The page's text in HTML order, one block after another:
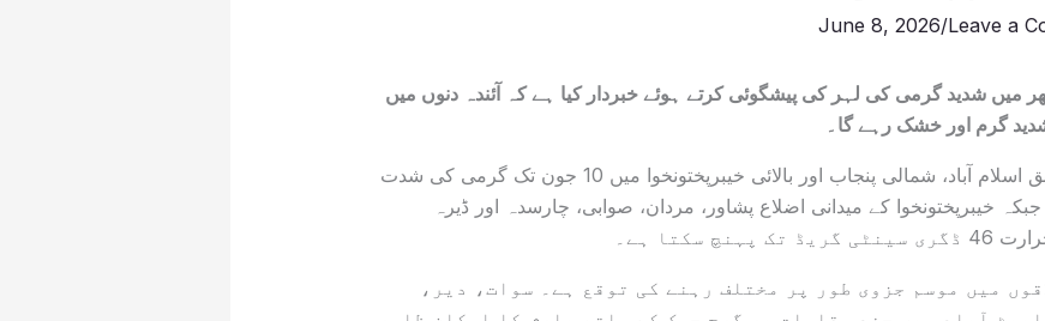
Leave a
/
June 8, 2026
میں شدید گرمی کی لہر کی پیشگوئی کرتے ہوئے خبردار کیا ہے کہ آئندہ دنوں میں
گرم اور خشک رہے گا۔
محکمہ موسمیات کے مطابق اسلام آباد، شمالی پنجاب اور بالائی خیبرپختونخوا میں 10 جون تک گرمی کی شدت
خیبرپختونخوا کے میدانی اضلاع پشاور، مردان، صوابی، چارسدہ اور ڈیرہ
سکتا ہے۔
میں موسم جزوی طور پر مختلف رہنے کی توقع ہے۔ سوات، دیر،